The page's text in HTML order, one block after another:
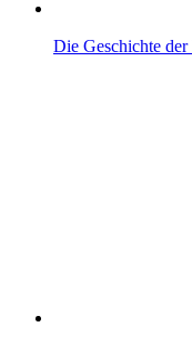
Die Geschichte